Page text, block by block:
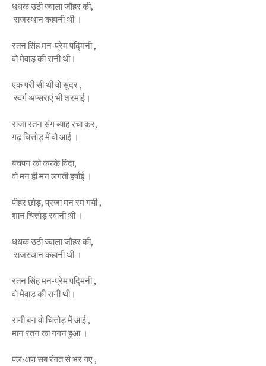
धधक उठी ज्वाला जौहर की,
राजस्थान कहानी थी ।
रतन सिंह मन-प्रेम पद्मिनी ,
वो मेवाड़ की रानी थी।
एक परी सी थी वो सुंदर ,
स्वर्ग अप्सराएं भी शरमाई।
राजा रतन संग ब्याह रचा कर,
गढ़ चित्तोड़ में वो आई ।
बचपन को करके विदा,
वो मन ही मन लगती हर्षाई ।
पीहर छोड़, प्रजा मन रम गयी ,
शान चित्तोड़ रवानी थी ।
धधक उठी ज्वाला जौहर की,
राजस्थान कहानी थी ।
रतन सिंह मन-प्रेम पद्मिनी ,
वो मेवाड़ की रानी थी।
रानी बन वो चित्तोड़ में आई ,
मान रतन का गगन हुआ ।
पल-क्षण सब रंगत से भर गए ,